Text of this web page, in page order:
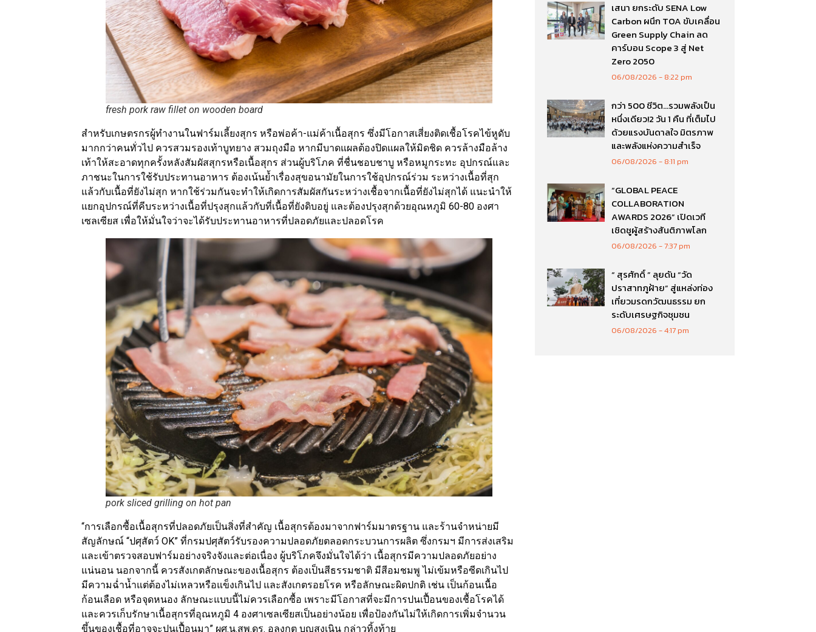
fresh pork raw fillet on wooden board
สำหรับเกษตรกรผู้ทำงานในฟาร์มเลี้ยงสุกร หรือพ่อค้า-แม่ค้าเนื้อสุกร ซึ่งมีโอกาสเสี่ยงติดเชื้อโรคไข้หูดับ
มากกว่าคนทั่วไป ควรสวมรองเท้าบูทยาง สวมถุงมือ หากมีบาดแผลต้องปิดแผลให้มิดชิด ควรล้างมือล้าง
เท้าให้สะอาดทุกครั้งหลังสัมผัสสุกรหรือเนื้อสุกร ส่วนผู้บริโภค ที่ชื่นชอบชาบู หรือหมูกระทะ อุปกรณ์และ
ภาชนะในการใช้รับประทานอาหาร ต้องเน้นย้ำเรื่องสุขอนามัยในการใช้อุปกรณ์ร่วม ระหว่างเนื้อที่สุก
แล้วกับเนื้อที่ยังไม่สุก หากใช้ร่วมกันจะทำให้เกิดการสัมผัสกันระหว่างเชื้อจากเนื้อที่ยังไม่สุกได้ แนะนำให้
แยกอุปกรณ์ที่คีบระหว่างเนื้อที่ปรุงสุกแล้วกับที่เนื้อที่ยังดิบอยู่ และต้องปรุงสุกด้วยอุณหภูมิ 60-80 องศา
เซลเซียส เพื่อให้มั่นใจว่าจะได้รับประทานอาหารที่ปลอดภัยและปลอดโรค
pork sliced grilling on hot pan
“การเลือกซื้อเนื้อสุกรที่ปลอดภัยเป็นสิ่งที่สำคัญ เนื้อสุกรต้องมาจากฟาร์มมาตรฐาน และร้านจำหน่ายมี
สัญลักษณ์ “ปศุสัตว์ OK” ที่กรมปศุสัตว์รับรองความปลอดภัยตลอดกระบวนการผลิต ซึ่งกรมฯ มีการส่งเสริม
และเข้าตรวจสอบฟาร์มอย่างจริงจังและต่อเนื่อง ผู้บริโภคจึงมั่นใจได้ว่า เนื้อสุกรมีความปลอดภัยอย่าง
แน่นอน นอกจากนี้ ควรสังเกตลักษณะของเนื้อสุกร ต้องเป็นสีธรรมชาติ มีสีอมชมพู ไม่เข้มหรือซีดเกินไป
มีความฉ่ำน้ำแต่ต้องไม่เหลวหรือแข็งเกินไป และสังเกตรอยโรค หรือลักษณะผิดปกติ เช่น เป็นก้อนเนื้อ
ก้อนเลือด หรือจุดหนอง ลักษณะแบบนี้ไม่ควรเลือกซื้อ เพราะมีโอกาสที่จะมีการปนเปื้อนของเชื้อโรคได้
และควรเก็บรักษาเนื้อสุกรที่อุณหภูมิ 4 องศาเซลเซียสเป็นอย่างน้อย เพื่อป้องกันไม่ให้เกิดการเพิ่มจำนวน
ขึ้นของเชื้อที่อาจจะปนเปื้อนมา” ผศ.น.สพ.ดร. อลงกต บุญสูงเนิน กล่าวทิ้งท้าย
เสนา ยกระดับ SENA Low
Carbon ผนึก TOA ขับเคลื่อน
Green Supply Chain ลด
คาร์บอน Scope 3 สู่ Net
Zero 2050
06/08/2026 8:22 pm
กว่า 500 ชีวิต…รวมพลังเป็น
หนึ่งเดียว!2 วัน 1 คืน ที่เต็มไป
ด้วยแรงบันดาลใจ มิตรภาพ
และพลังแห่งความสำเร็จ
06/08/2026 8:11 pm
“GLOBAL PEACE
COLLABORATION
AWARDS 2026” เปิดเวที
เชิดชูผู้สร้างสันติภาพโลก
06/08/2026 7:37 pm
“ สุรศักดิ์ ” ลุยดัน “วัด
ปราสาทภูฝ้าย” สู่แหล่งท่อง
เที่ยวมรดกวัฒนธรรม ยก
ระดับเศรษฐกิจชุมชน
06/08/2026 4:17 pm